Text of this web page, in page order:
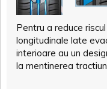
Pentru a reduce
longitudinale late
interioare au un
la mentinerea